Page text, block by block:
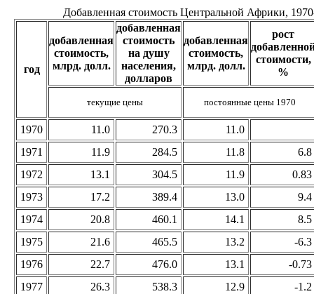
Добавленная стоимость Центральной Африки,
год
добавленная
стоимость,
млрд. долл.
добавленная
стоимость
на душу
населения,
долларов
добавленная
стоимость,
млрд. долл.
рост
стоимости,
%
текущие цены постоянные цены 1970
1970 11.0 270.3
11.0
1971
11.9 284.5 11.8
6.8
1972
13.1 304.5 11.9
0.83
1973
17.2 389.4 13.0
9.4
1974
20.8 460.1 14.1
8.5
1975
21.6 465.5 13.2
-6.3
1976
22.7 476.0 13.1
-0.73
1977
26.3 538.3 12.9
-1.2